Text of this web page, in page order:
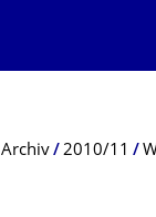
Archiv 2010/11